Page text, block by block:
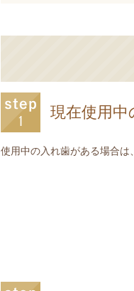
現在使用中
使用中の入れ歯がある場合は